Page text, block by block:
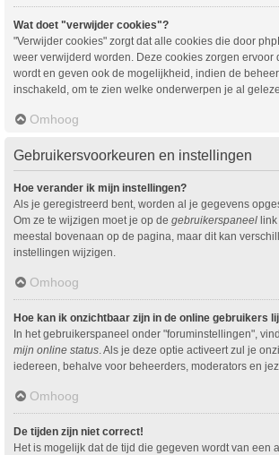
Wat doet "verwijder cookies"?
"Verwijder cookies" zorgt dat alle cookies die door
weer verwijderd worden. Deze cookies zorgen ervoor
wordt en geven ook de mogelijkheid, indien de
inschakeld, om te zien welke onderwerpen je al
Omhoog
Gebruikersvoorkeuren en instellingen
Hoe verander ik mijn instellingen?
Als je geregistreerd bent, worden al je gegevens
Om ze te wijzigen moet je op de gebruikerspaneel link
meestal bovenaan op de pagina, maar dit kan
instellingen wijzigen.
Omhoog
Hoe kan ik onzichtbaar zijn in de online gebruikers
In het gebruikerspaneel onder "foruminstellingen",
mijn online status . Als je deze optie activeert zul je
iedereen, behalve voor beheerders, moderators en
Omhoog
De tijden zijn niet correct!
Het is mogelijk dat de tijd die gegeven wordt van een